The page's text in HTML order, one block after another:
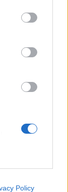
may click to
tags to
Google
Policy
akarsz,
ismerősi
nem
lenne, ha